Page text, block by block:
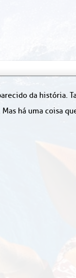
da história.
há uma coisa